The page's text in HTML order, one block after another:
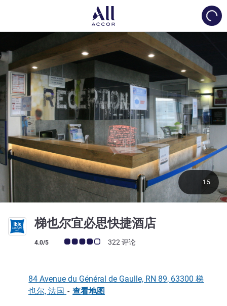
梯也尔宜必思快捷酒店
客户意见评级 (ALL 评级)
4.0/5 322 评论
15
84 Avenue du Général de Gaulle, RN 89, 63300 梯
也尔, 法国 - 查看地图